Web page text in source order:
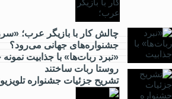
چالش کار با بازیگر عرب؛
جشنواره‌های جهانی می‌رود؟
«نبرد ربات‌ها» با جذابیت
روستا ربات ساختند
تشریح جزئیات جشنواره‌
از
کارآفرینی
چه خبر؟
از